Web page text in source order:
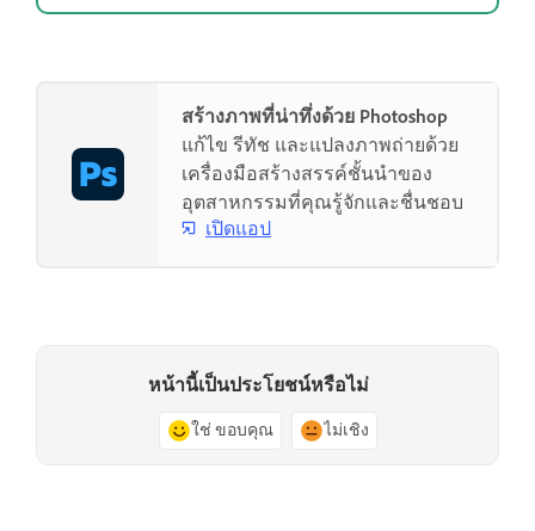
สร้างภาพที่น่าทึ่งด้วย Photoshop
แก้ไข รีทัช และแปลงภาพถ่ายด้วย
เครื่องมือสร้างสรรค์ชั้นนำของ
อุตสาหกรรมที่คุณรู้จักและชื่นชอบ
เปิดแอป
หน้านี้เป็นประโยชน์หรือไม่
ใช่ ขอบคุณ ไม่เชิง